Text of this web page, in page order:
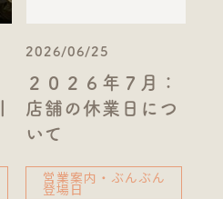
2026/06/25
２０２６年７月：
店舗の休業日につ
いて
営業案内・ぶんぶん
登場日